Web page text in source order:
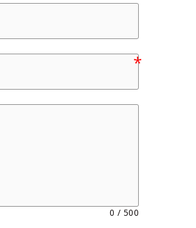
0 /500